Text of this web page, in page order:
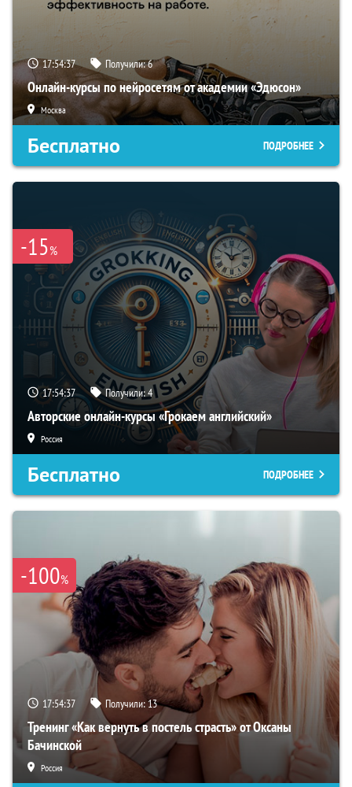
17:54:36 Получили:6
Онлайн-курсы по нейросетям от академии «Эдюсон»
Москва
Бесплатно ПОДРОБНЕЕ
-15%
17:54:36 Получили:4
Авторские онлайн-курсы «Грокаем английский»
Россия
Бесплатно ПОДРОБНЕЕ
-100%
17:54:36 Получили:13
Тренинг «Как вернуть в постель страсть» от Оксаны
Бачинской
Россия